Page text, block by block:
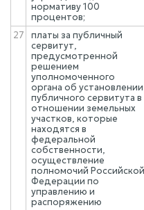
нормативу 100
процентов;
27
платы за публичный
сервитут,
предусмотренной
решением
уполномоченного
органа об установлении
публичного сервитута в
отношении земельных
участков, которые
находятся в
федеральной
собственности,
осуществление
полномочий Российской
Федерации по
управлению и
распоряжению